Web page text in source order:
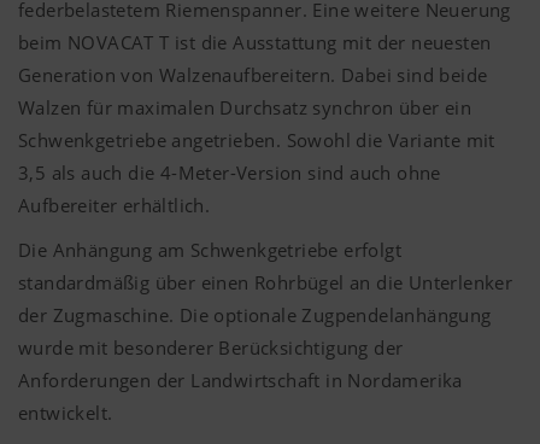
federbelastetem Riemenspanner. Eine weitere Neuerung
beim NOVACAT T ist die Ausstattung mit der neuesten
Generation von Walzenaufbereitern. Dabei sind beide
Walzen für maximalen Durchsatz synchron über ein
Schwenkgetriebe angetrieben. Sowohl die Variante mit
3,5 als auch die 4-Meter-Version sind auch ohne
Aufbereiter erhältlich.
Die Anhängung am Schwenkgetriebe erfolgt
standardmäßig über einen Rohrbügel an die Unterlenker
der Zugmaschine. Die optionale Zugpendelanhängung
wurde mit besonderer Berücksichtigung der
Anforderungen der Landwirtschaft in Nordamerika
entwickelt.